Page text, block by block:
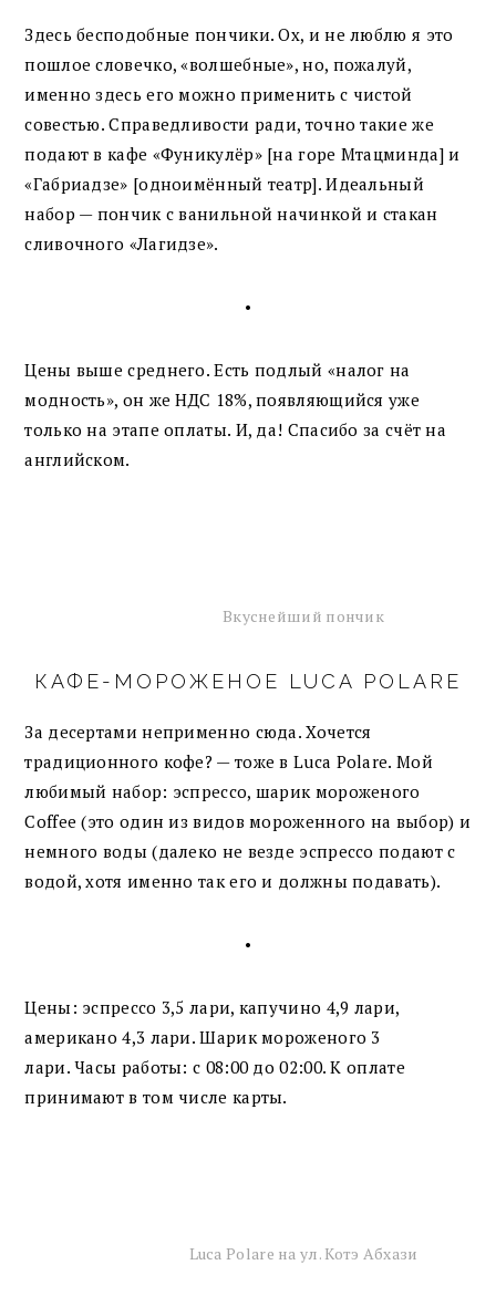
Здесь бесподобные пончики. Ох, и не люблю я это
пошлое словечко, «волшебные», но, пожалуй,
именно здесь его можно применить с чистой
совестью. Справедливости ради, точно такие же
подают в кафе «Фуникулёр» [на горе Мтацминда] и
«Габриадзе» [одноимённый театр]. Идеальный
набор — пончик с ванильной начинкой и стакан
сливочного «Лагидзе».
•
Цены выше среднего. Есть подлый «налог на
модность», он же НДС 18%, появляющийся уже
только на этапе оплаты. И, да! Спасибо за счёт на
английском.
Вкуснейший пончик
КАФЕ-МОРОЖЕНОЕ LUCA POLARE
За десертами неприменно сюда. Хочется
традиционного кофе? — тоже в Luca Polare. Мой
любимый набор: эспрессо, шарик мороженого
Coffee (это один из видов мороженного на выбор) и
немного воды (далеко не везде эспрессо подают с
водой, хотя именно так его и должны подавать).
•
Цены: эспрессо 3,5 лари, капучино 4,9 лари,
американо 4,3 лари. Шарик мороженого 3
лари. Часы работы: с 08:00 до 02:00. К оплате
принимают в том числе карты.
Luca Polare на ул. Котэ Абхази